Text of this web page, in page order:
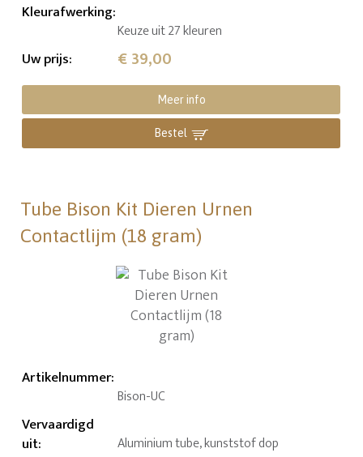
Kleurafwerking:
Keuze uit 27 kleuren
Uw prijs: € 39,00
Meer info
Bestel
Tube Bison Kit Dieren Urnen
Contactlijm (18 gram)
Artikelnummer:
Bison-UC
Vervaardigd
uit: Aluminium tube, kunststof dop